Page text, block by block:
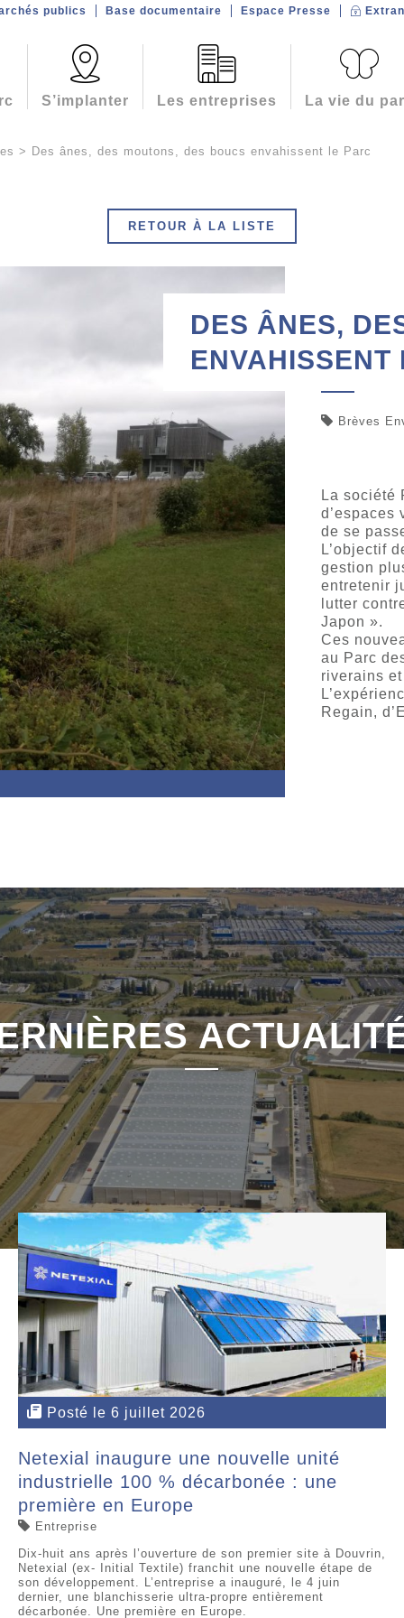
S’implanter Les entreprises La vie du
publics Base documentaire Espace Presse
> Des ânes, des moutons, des boucs envahissent le Parc
RETOUR À LA LISTE
DES ÂNES,
ENVAHISSENT
Brèves
La société
d’espaces
de se
L’objectif
gestion
entretenir
lutter
Japon ».
Ces
au Parc
riverains
Regain,
Posté le 6 juillet 2026
Netexial inaugure une nouvelle unité
industrielle 100 % décarbonée : une
première en Europe
Entreprise
Dix-huit ans après l’ouverture de son premier site à Douvrin,
Netexial (ex- Initial Textile) franchit une nouvelle étape de
son développement. L’entreprise a inauguré, le 4 juin
dernier, une blanchisserie ultra-propre entièrement
décarbonée. Une première en Europe.